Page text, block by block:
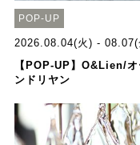
POP-UP
2026.08.04(火) - 08.07(
【POP-UP】O&Lien/オ
ンドリヤン